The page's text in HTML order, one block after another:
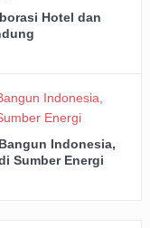
Hotel dan
Indonesia,
Sumber Energi